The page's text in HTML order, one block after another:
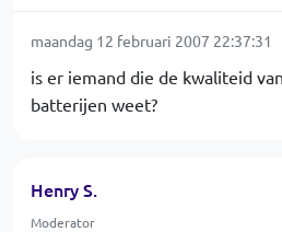
maandag 12 februari 2007 22:37:31
is er iemand die de kwaliteid
batterijen weet?
Henry S.
Moderator